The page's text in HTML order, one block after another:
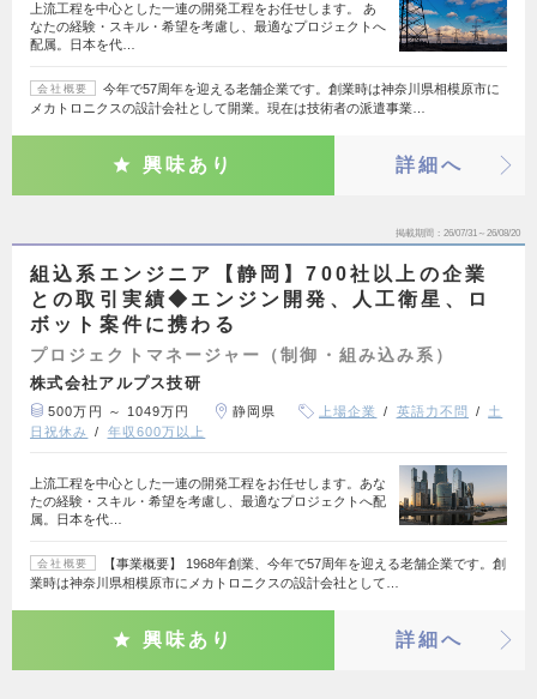
上流工程を中心とした一連の開発工程をお任せします。 あ
なたの経験・スキル・希望を考慮し、最適なプロジェクトへ
配属。日本を代…
会社概要
今年で57周年を迎える老舗企業です。創業時は神奈川県相模原市に
メカトロニクスの設計会社として開業。現在は技術者の派遣事業…
興味あり 詳細へ
掲載期間 26/07/31～26/08/20
組込系エンジニア【静岡】700社以上の企業
との取引実績◆エンジン開発、人工衛星、ロ
ボット案件に携わる
プロジェクトマネージャー（制御・組み込み系）
株式会社アルプス技研
500万円 ～ 1049万円 静岡県 上場企業 英語力不問
土
日祝休み
年収600万以上
上流工程を中心とした一連の開発工程をお任せします。あな
たの経験・スキル・希望を考慮し、最適なプロジェクトへ配
属。日本を代…
会社概要
【事業概要】 1968年創業、今年で57周年を迎える老舗企業です。創
業時は神奈川県相模原市にメカトロニクスの設計会社として…
興味あり 詳細へ